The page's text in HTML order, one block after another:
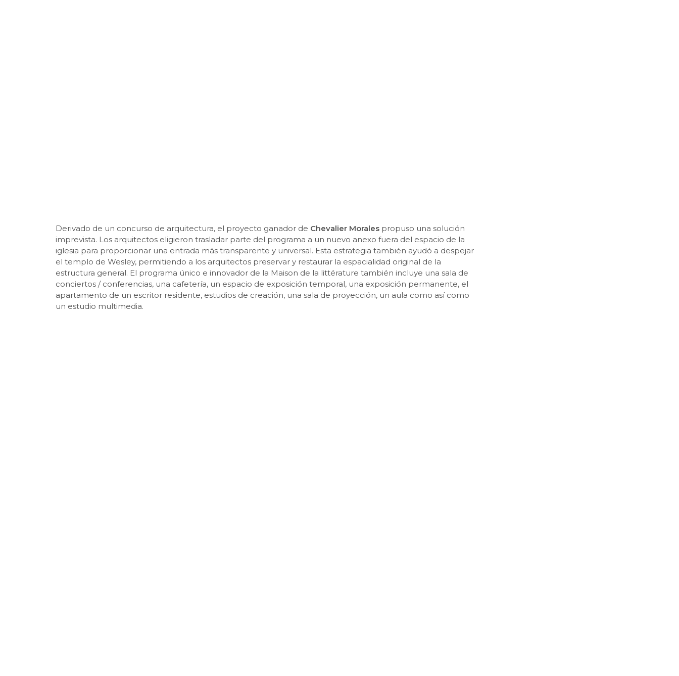
Derivado de un concurso de arquitectura, el proyecto ganador de Chevalier Morales propuso una solución
imprevista. Los arquitectos eligieron trasladar parte del programa a un nuevo anexo fuera del espacio de la
iglesia para proporcionar una entrada más transparente y universal. Esta estrategia también ayudó a despejar
el templo de Wesley, permitiendo a los arquitectos preservar y restaurar la espacialidad original de la
estructura general. El programa único e innovador de la Maison de la littérature también incluye una sala de
conciertos / conferencias, una cafetería, un espacio de exposición temporal, una exposición permanente, el
apartamento de un escritor residente, estudios de creación, una sala de proyección, un aula como así como
un estudio multimedia.